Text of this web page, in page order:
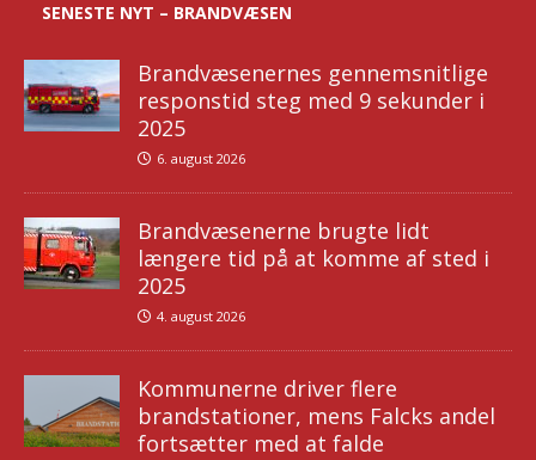
SENESTE NYT – BRANDVÆSEN
Brandvæsenernes gennemsnitlige
responstid steg med 9 sekunder i
2025
6. august 2026
Brandvæsenerne brugte lidt
længere tid på at komme af sted i
2025
4. august 2026
Kommunerne driver flere
brandstationer, mens Falcks andel
fortsætter med at falde